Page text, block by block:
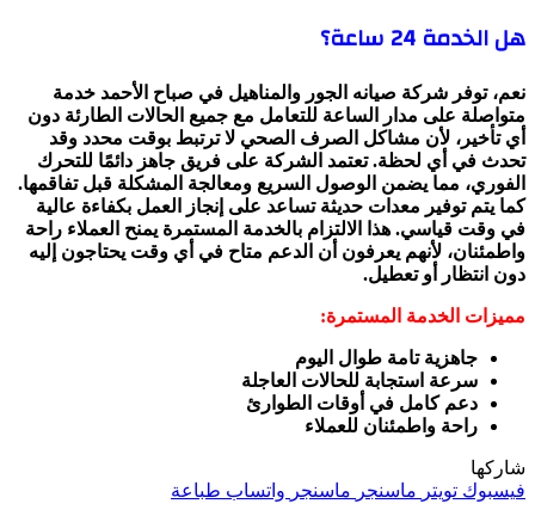
هل الخدمة 24 ساعة؟
نعم، توفر شركة صيانه الجور والمناهيل في صباح الأحمد خدمة
متواصلة على مدار الساعة للتعامل مع جميع الحالات الطارئة دون
أي تأخير، لأن مشاكل الصرف الصحي لا ترتبط بوقت محدد وقد
تحدث في أي لحظة. تعتمد الشركة على فريق جاهز دائمًا للتحرك
الفوري، مما يضمن الوصول السريع ومعالجة المشكلة قبل تفاقمها.
كما يتم توفير معدات حديثة تساعد على إنجاز العمل بكفاءة عالية
في وقت قياسي. هذا الالتزام بالخدمة المستمرة يمنح العملاء راحة
واطمئنان، لأنهم يعرفون أن الدعم متاح في أي وقت يحتاجون إليه
دون انتظار أو تعطيل.
مميزات الخدمة المستمرة:
جاهزية تامة طوال اليوم
سرعة استجابة للحالات العاجلة
دعم كامل في أوقات الطوارئ
راحة واطمئنان للعملاء
شاركها
فيسبوك تويتر ماسنجر ماسنجر واتساب طباعة